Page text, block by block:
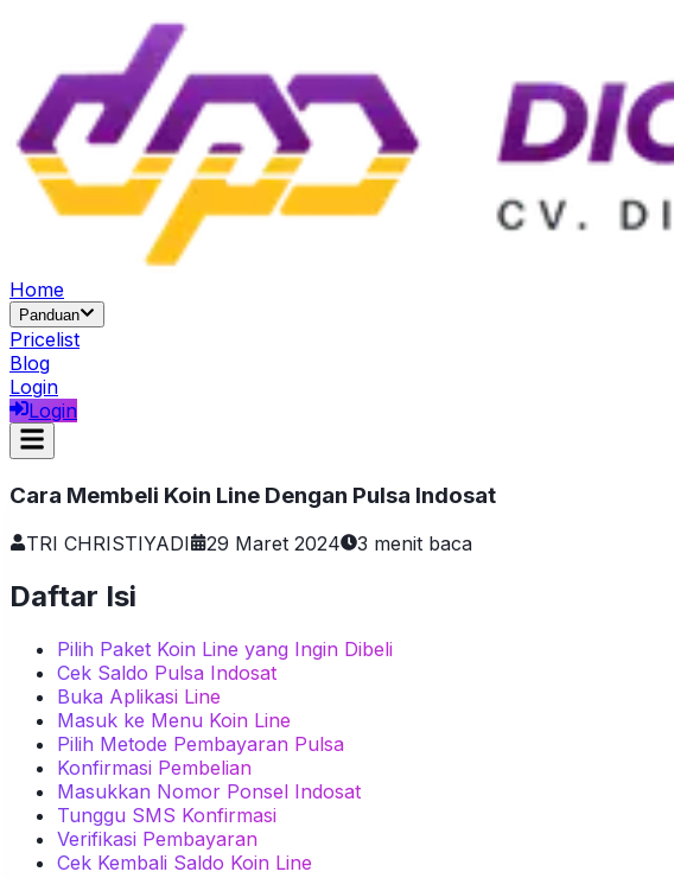
Home
Panduan
Pricelist
Blog
Login
Login
Cara Membeli Koin Line Dengan Pulsa Indosat
TRI CHRISTIYADI 29 Maret 2024 3 menit baca
Daftar Isi
Pilih Paket Koin Line yang Ingin Dibeli
Cek Saldo Pulsa Indosat
Buka Aplikasi Line
Masuk ke Menu Koin Line
Pilih Metode Pembayaran Pulsa
Konfirmasi Pembelian
Masukkan Nomor Ponsel Indosat
Tunggu SMS Konfirmasi
Verifikasi Pembayaran
Cek Kembali Saldo Koin Line